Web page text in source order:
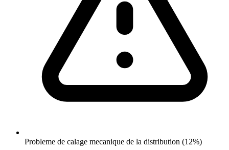
Probleme de calage mecanique de la distribution (12%)